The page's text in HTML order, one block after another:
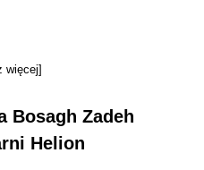
więcej]
Bosagh Zadeh
Helion